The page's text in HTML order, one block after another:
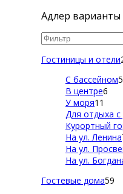
Адлер варианты
Гостиницы и отели
С бассейном5
В центре6
У моря11
Для отдыха с
Курортный
На ул. Ленина
На ул.
На ул.
Гостевые дома59